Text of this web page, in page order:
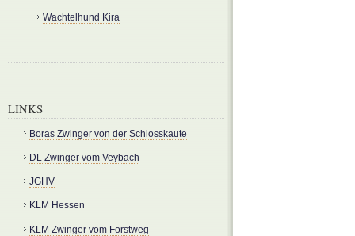
Wachtelhund Kira
LINKS
Boras Zwinger von der Schlosskaute
DL Zwinger vom Veybach
JGHV
KLM Hessen
KLM Zwinger vom Forstweg